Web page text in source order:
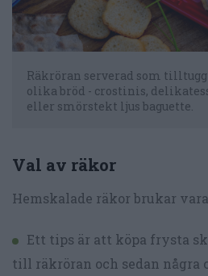
Räkröran serverad som
olika bröd - crostinis,
eller smörstekt ljus baguette.
Val av räkor
Hemskalade räkor brukar vara
Ett tips är att köpa frysta
till räkröran och sedan några